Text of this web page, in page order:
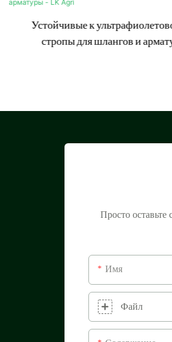
Устойчивые к
стропы для шлангов и
Просто
Имя
Файл